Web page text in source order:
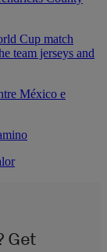
México e
Get